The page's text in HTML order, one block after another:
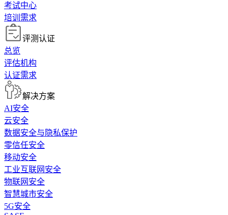
考试中心
培训需求
评测认证
总览
评估机构
认证需求
解决方案
AI安全
云安全
数据安全与隐私保护
零信任安全
移动安全
工业互联网安全
物联网安全
智慧城市安全
5G安全